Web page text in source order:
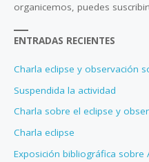
organicemos, puedes
ENTRADAS RECIENTES
Charla eclipse y observación
Suspendida la actividad
Charla sobre el eclipse y
Charla eclipse
Exposición bibliográfica